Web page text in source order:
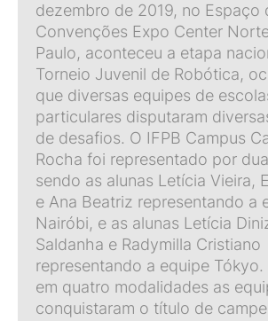
dezembro de 2019, no Espaço
Convenções Expo Center
Paulo, aconteceu a etapa
Torneio Juvenil de Robótica,
que diversas equipes de
particulares disputaram
de desafios. O IFPB Campus
Rocha foi representado por
sendo as alunas Letícia Vieira,
e Ana Beatriz representando a
Nairóbi, e as alunas Letícia
Saldanha e Radymilla Cristiano
representando a equipe
em quatro modalidades as
conquistaram o título de